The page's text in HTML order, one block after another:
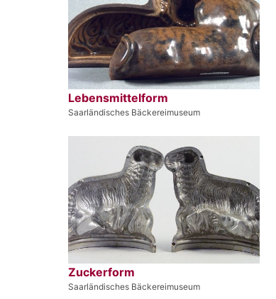
Lebensmittelform
Saarländisches Bäckereimuseum
Zuckerform
Saarländisches Bäckereimuseum